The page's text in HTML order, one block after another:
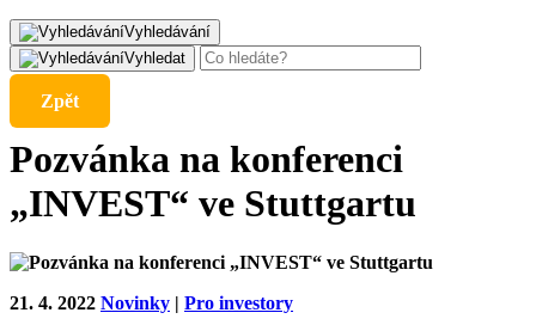
Vyhledávání
Vyhledat
Zpět
Pozvánka na konferenci
„INVEST“ ve Stuttgartu
21. 4. 2022 Novinky | Pro investory